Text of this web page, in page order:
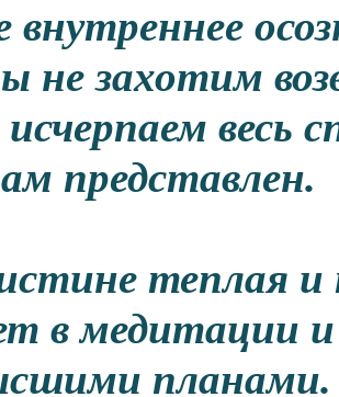
внутреннее
не захотим
исчерпаем
представлен.
теплая и
в медитации и
планами.